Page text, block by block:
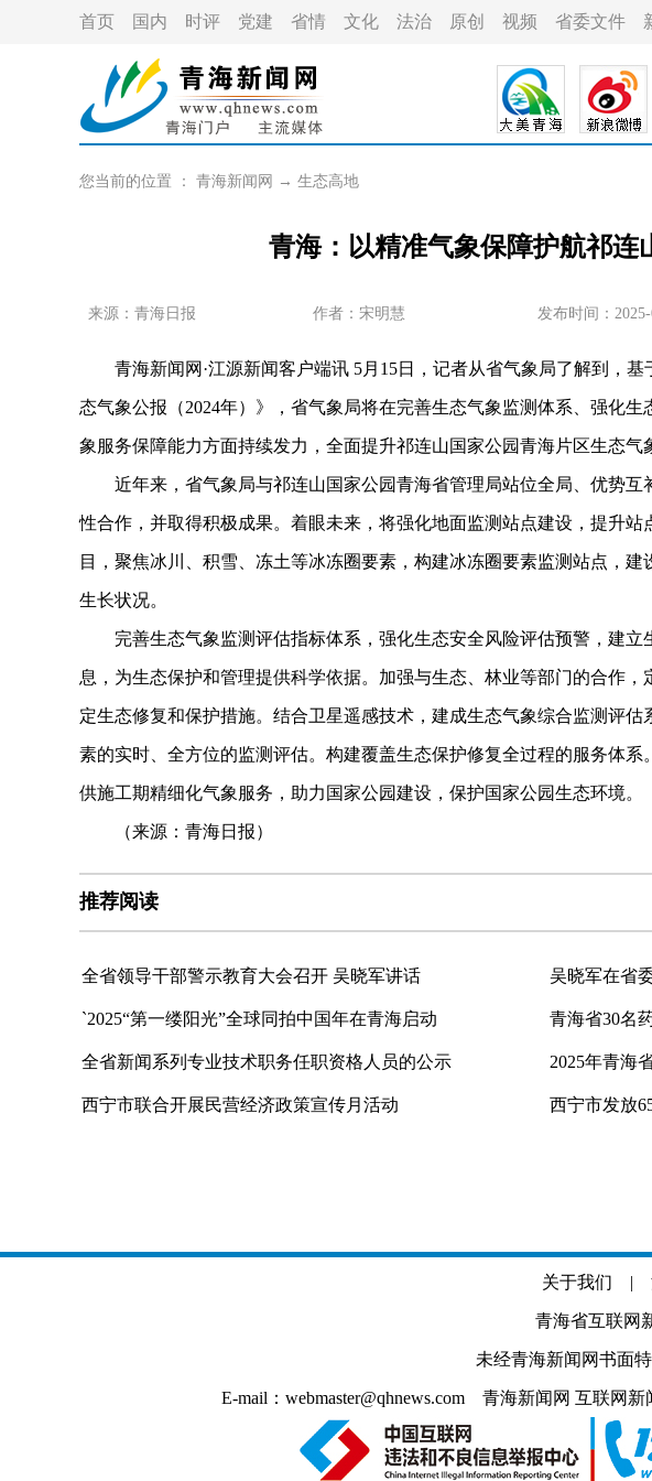
首页 国内 时评 党建 省情 文化 法治 原创 视频 省委文件
您当前的位置 ： 青海新闻网 → 生态高地
青海：以精准气象保障护航祁连
来源：青海日报 作者： 宋明慧 发布时间：
青海新闻网·江源新闻客户端讯 5月15日，记者从省气象局了解到，基
态气象公报（2024年）》，省气象局将在完善生态气象监测体系、强化
象服务保障能力方面持续发力，全面提升祁连山国家公园青海片区生态气
近年来，省气象局与祁连山国家公园青海省管理局站位全局、优势互
性合作，并取得积极成果。着眼未来，将强化地面监测站点建设，提升
目，聚焦冰川、积雪、冻土等冰冻圈要素，构建冰冻圈要素监测站点，
生长状况。
完善生态气象监测评估指标体系，强化生态安全风险评估预警，建立
息，为生态保护和管理提供科学依据。加强与生态、林业等部门的合作，
定生态修复和保护措施。结合卫星遥感技术，建成生态气象综合监测评
素的实时、全方位的监测评估。构建覆盖生态保护修复全过程的服务体
供施工期精细化气象服务，助力国家公园建设，保护国家公园生态环境。
（来源：青海日报）
推荐阅读
全省领导干部警示教育大会召开 吴晓军讲话 吴晓军在省
`2025“第一缕阳光”全球同拍中国年在青海启动 青海省30名
全省新闻系列专业技术职务任职资格人员的公示 2025年青海
西宁市联合开展民营经济政策宣传月活动 西宁市发放
关于我们 |
青海省互联网
未经青海新闻网书面
E-mail：webmaster@qhnews.com 青海新闻网 互联网新